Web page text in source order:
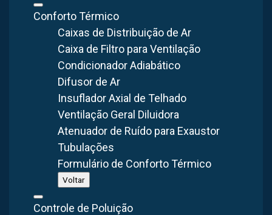
Conforto Térmico
Caixas de Distribuição de Ar
Caixa de Filtro para Ventilação
Condicionador Adiabático
Difusor de Ar
Insuflador Axial de Telhado
Ventilação Geral Diluidora
Atenuador de Ruído para Exaustor
Tubulações
Formulário de Conforto Térmico
Voltar
Controle de Poluição
Os ambientes industriais precisam combinar a eficiência do
trabalho com o bem-estar térmico de seus colaboradores.
Para isso, é necessário investir em equipamentos de
ventilação eficientes, que permitam a dispersão rápida do
calor acumulado. O
exaustor móvel
para este tipo de demanda. Com componentes articuláveis,
este equipamento é projetado para ser facilmente
movimentado, sugando o ar quente e renovando o ar em
ambientes industriais.
Fabricado em aço carbono, o exaustor móvelé dotado de
voluta axial, tela de proteção em aço galvanizado, hélice em
poliamida reforçada com Fiberglass ou alumínio e trava de